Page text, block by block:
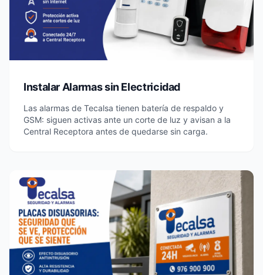
Instalar Alarmas sin Electricidad
Las alarmas de Tecalsa tienen batería de respaldo y
GSM: siguen activas ante un corte de luz y avisan a la
Central Receptora antes de quedarse sin carga.